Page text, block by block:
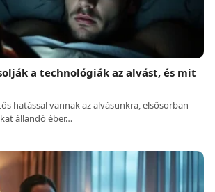
a technológiák az alvást, és mit
hatással vannak az alvásunkra, elsősorban
állandó éber…